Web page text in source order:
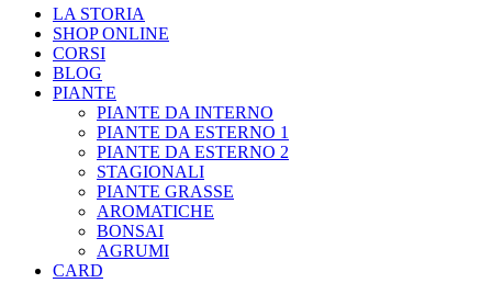
LA STORIA
SHOP ONLINE
CORSI
BLOG
PIANTE
PIANTE DA INTERNO
PIANTE DA ESTERNO 1
PIANTE DA ESTERNO 2
STAGIONALI
PIANTE GRASSE
AROMATICHE
BONSAI
AGRUMI
CARD